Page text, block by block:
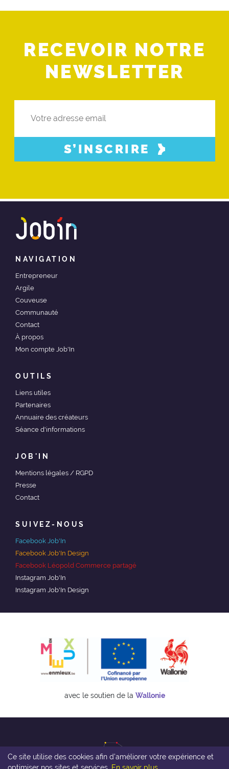
RECEVOIR NOTRE
NEWSLETTER
S’INSCRIRE
NAVIGATION
Entrepreneur
Argile
Couveuse
Communauté
Contact
À propos
Mon compte Job'In
OUTILS
Liens utiles
Partenaires
Annuaire des créateurs
Séance d'informations
JOB'IN
Mentions légales / RGPD
Presse
Contact
SUIVEZ-NOUS
Facebook Job'In
Facebook Job'In Design
Facebook Léopold Commerce partagé
Instagram Job'In
Instagram Job'In Design
avec le soutien de la Wallonie
Ce site utilise des cookies afin d’améliorer votre expérience et